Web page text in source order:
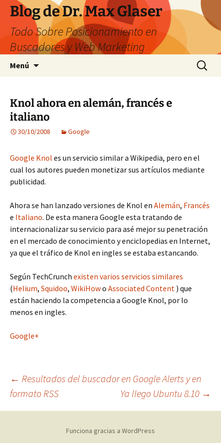
Saltar
contenido
Blog de Dr. Max Glaser
Todo Sobre Posicionamiento en
Buscadores y Web Marketing
Menú Buscar:
Knol ahora en alemán, francés e
italiano
30/10/2008 Google
Google Knol es un servicio similar a Wikipedia, pero en el
cual los autores pueden monetizar sus artículos mediante
publicidad.
Ahora se han lanzado versiones de Knol en Alemán, Francés
e Italiano. De esta manera Google esta tratando de
internacionalizar su servicio para asé mejor su penetración
en el mercado de conocimiento y enciclopedias en Internet,
ya que el tráfico de Knol en ingles se estaba estancando.
Según TechCrunch existen varios servicios similares
(Helium, Squidoo, WikiHowo Associated Content ) que
están haciendo la competencia a Google Knol, por lo
menos en ingles.
Google+
Navegación
de
← Resultados del buscador en Google Alerts y en
formato RSS
Ya llego Ubuntu 8.10 →
Funciona gracias a WordPress